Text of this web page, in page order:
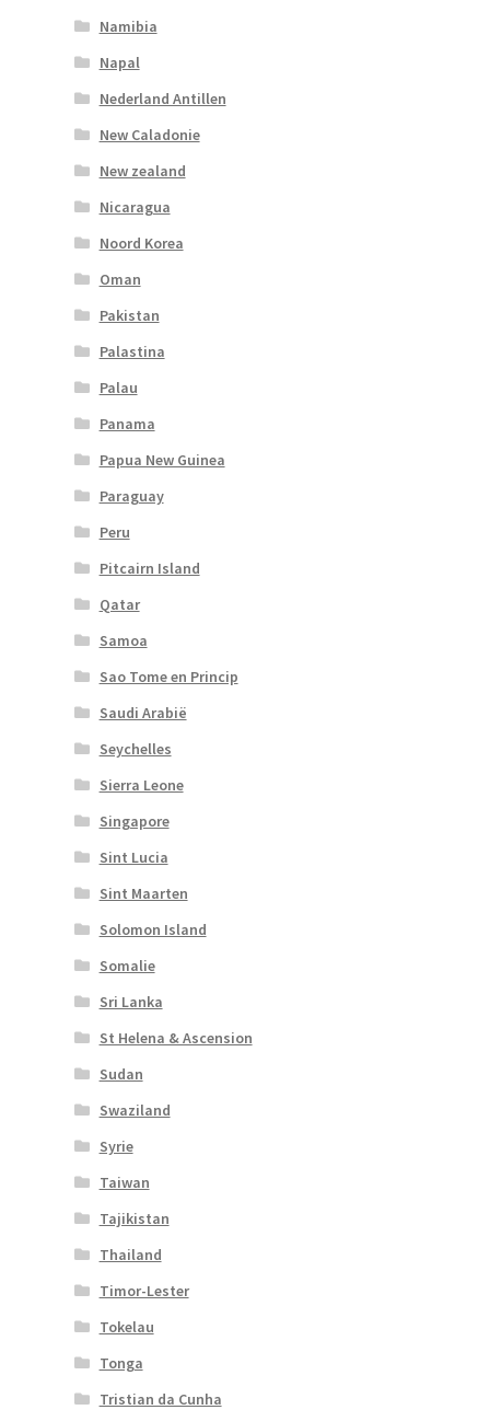
Namibia
Napal
Nederland Antillen
New Caladonie
New zealand
Nicaragua
Noord Korea
Oman
Pakistan
Palastina
Palau
Panama
Papua New Guinea
Paraguay
Peru
Pitcairn Island
Qatar
Samoa
Sao Tome en Princip
Saudi Arabië
Seychelles
Sierra Leone
Singapore
Sint Lucia
Sint Maarten
Solomon Island
Somalie
Sri Lanka
St Helena & Ascension
Sudan
Swaziland
Syrie
Taiwan
Tajikistan
Thailand
Timor-Lester
Tokelau
Tonga
Tristian da Cunha